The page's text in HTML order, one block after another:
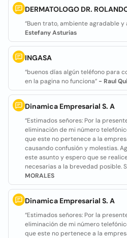
DERMATOLOGO DR.
“Buen trato, ambiente agradable
Estefany Asturias
INGASA
“buenos días algún teléfono para
en la pagina no funciona” - Raul
Dinamica Empresarial S. A
“Estimados señores: Por la
eliminación de mi número
que este no pertenece a la
causando confusión y molestias.
este asunto y espero que se
necesarias a la brevedad posible.
MORALES
Dinamica Empresarial S. A
“Estimados señores: Por la
eliminación de mi número
que este no pertenece a la